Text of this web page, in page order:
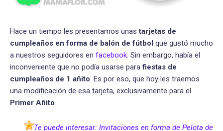
Hace un tiempo les presentamos unastarjetas de
cumpleaños en forma de balón de fútbol que gustó mucho
a nuestros seguidores en facebook. Sin embargo, había el
inconveniente que no podía usarse parafiestas de
cumpleaños de 1 añito. Es por eso, que hoy les traemos
una modificación de esa tarjeta, exclusivamente para el
Primer Añito.
Te puede interesar: Invitaciones en forma de Pelota de